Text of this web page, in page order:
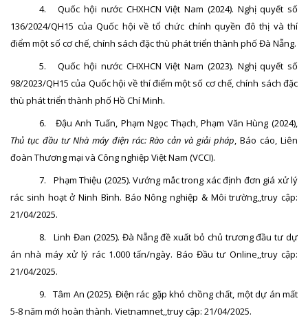
4.
Quốc hội nước CHXHCN Việt Nam (2024). Nghị quyết số
136/2024/QH15 của Quốc hội về tổ chức chính quyền đô thị và thí
điểm một số cơ chế, chính sách đặc thù phát triển thành phố Đà Nẵng.
5.
Quốc hội nước CHXHCN Việt Nam (2023). Nghị quyết số
98/2023/QH15 của Quốc hội về thí điểm một số cơ chế, chính sách đặc
thù phát triển thành phố Hồ Chí Minh.
6.
Đậu Anh Tuấn, Phạm Ngọc Thạch, Phạm Văn Hùng (2024),
Thủ tục đầu tư Nhà máy điện rác: Rào cản và giải pháp, Báo cáo, Liên
đoàn Thương mại và Công nghiệp Việt Nam (VCCI).
7.
Phạm Thiệu (2025). Vướng mắc trong xác định đơn giá xử lý
rác sinh hoạt ở Ninh Bình. Báo Nông nghiệp & Môi trường,,truy cập:
21/04/2025.
8.
Linh Đan (2025). Đà Nẵng đề xuất bỏ chủ trương đầu tư dự
án nhà máy xử lý rác 1.000 tấn/ngày. Báo Đầu tư Online,,truy cập:
21/04/2025.
9.
Tâm An (2025). Điện rác gặp khó chồng chất, một dự án mất
5-8 năm mới hoàn thành. Vietnamnet,,truy cập: 21/04/2025.